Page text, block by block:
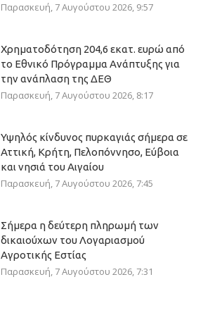
Παρασκευή, 7 Αυγούστου 2026, 9:57
Χρηματοδότηση 204,6 εκατ. ευρώ από
το Εθνικό Πρόγραμμα Ανάπτυξης για
την ανάπλαση της ΔΕΘ
Παρασκευή, 7 Αυγούστου 2026, 8:17
Υψηλός κίνδυνος πυρκαγιάς σήμερα σε
Αττική, Κρήτη, Πελοπόννησο, Εύβοια
και νησιά του Αιγαίου
Παρασκευή, 7 Αυγούστου 2026, 7:45
Σήμερα η δεύτερη πληρωμή των
δικαιούχων του Λογαριασμού
Αγροτικής Εστίας
Παρασκευή, 7 Αυγούστου 2026, 7:31